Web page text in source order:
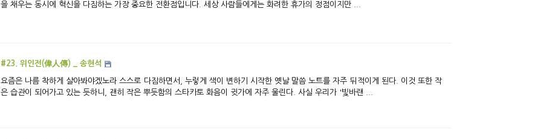
을 채우는 동시에 혁신을 다짐하는 가장 중요한 전환점입니다. 세상 사람들에게는 화려한 휴가의 정점이지만 ...
#23. 위인전(偉人傳) _ 송현석
요즘은 나름 착하게 살아봐야겠노라 스스로 다짐하면서, 누렇게 색이 변하기 시작한 옛날 말씀 노트를 자주 뒤적이게 된다. 이것 또한 작
은 습관이 되어가고 있는 듯하니, 괜히 작은 뿌듯함의 스타카토 화음이 귓가에 자주 울린다. 사실 우리가 '빛바랜 ...